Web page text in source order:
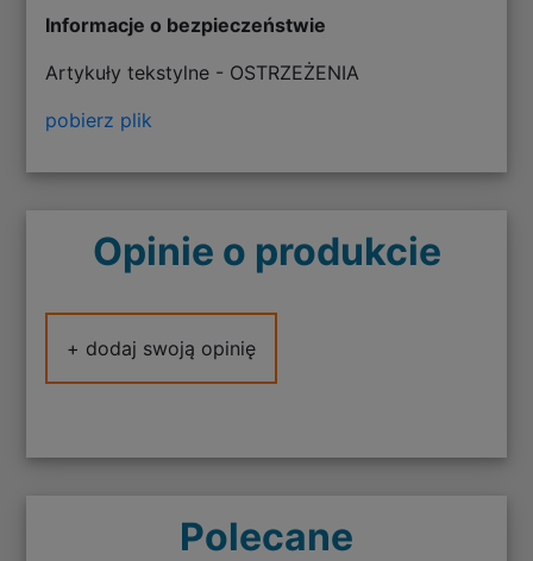
Informacje o bezpieczeństwie
Artykuły tekstylne - OSTRZEŻENIA
pobierz plik
Opinie o produkcie
+ dodaj swoją opinię
Polecane